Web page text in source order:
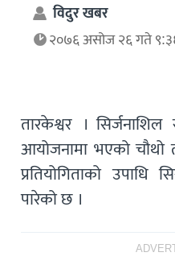
विदुर खबर
२०७६ असोज २६ गते
तारकेश्वर ।
आयोजनामा भएको चौथो
प्रतियोगिताको
पारेको छ ।